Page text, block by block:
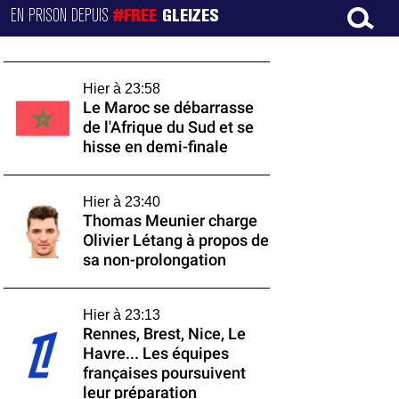
EN PRISON DEPUIS#FREE GLEIZES
Hier à 23:58
Le Maroc se débarrasse
de l'Afrique du Sud et se
hisse en demi-finale
Hier à 23:40
Thomas Meunier charge
Olivier Létang à propos de
sa non-prolongation
Hier à 23:13
Rennes, Brest, Nice, Le
Havre... Les équipes
françaises poursuivent
leur préparation